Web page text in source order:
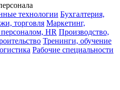
технологии Бухгалтерия,
торговля Маркетинг,
HR Производство,
Тренинги, обучение
Рабочие специальности